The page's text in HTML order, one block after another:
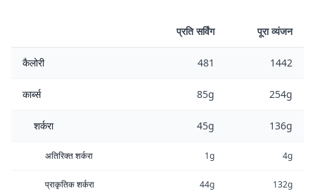
प्रति सर्विंग पूरा व्यंजन
कैलोरी 481 1442
कार्ब्स 85g 254g
शर्करा 45g 136g
अतिरिक्त शर्करा 1g 4g
प्राकृतिक शर्करा 44g 132g